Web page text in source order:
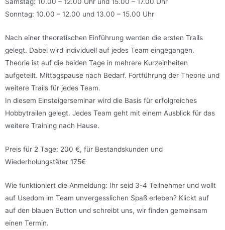
Sonntag: 10.00 – 12.00 und 13.00 – 15.00 Uhr
Nach einer theoretischen Einführung werden die ersten Trails
gelegt. Dabei wird individuell auf jedes Team eingegangen.
Theorie ist auf die beiden Tage in mehrere Kurzeinheiten
aufgeteilt. Mittagspause nach Bedarf. Fortführung der Theorie und
weitere Trails für jedes Team.
In diesem Einsteigerseminar wird die Basis für erfolgreiches
Hobbytrailen gelegt. Jedes Team geht mit einem Ausblick für das
weitere Training nach Hause.
Preis für 2 Tage: 200 €, für Bestandskunden und
Wiederholungstäter 175€
Wie funktioniert die Anmeldung: Ihr seid 3-4 Teilnehmer und wollt
auf Usedom im Team unvergesslichen Spaß erleben? Klickt auf
auf den blauen Button und schreibt uns, wir finden gemeinsam
einen Termin.